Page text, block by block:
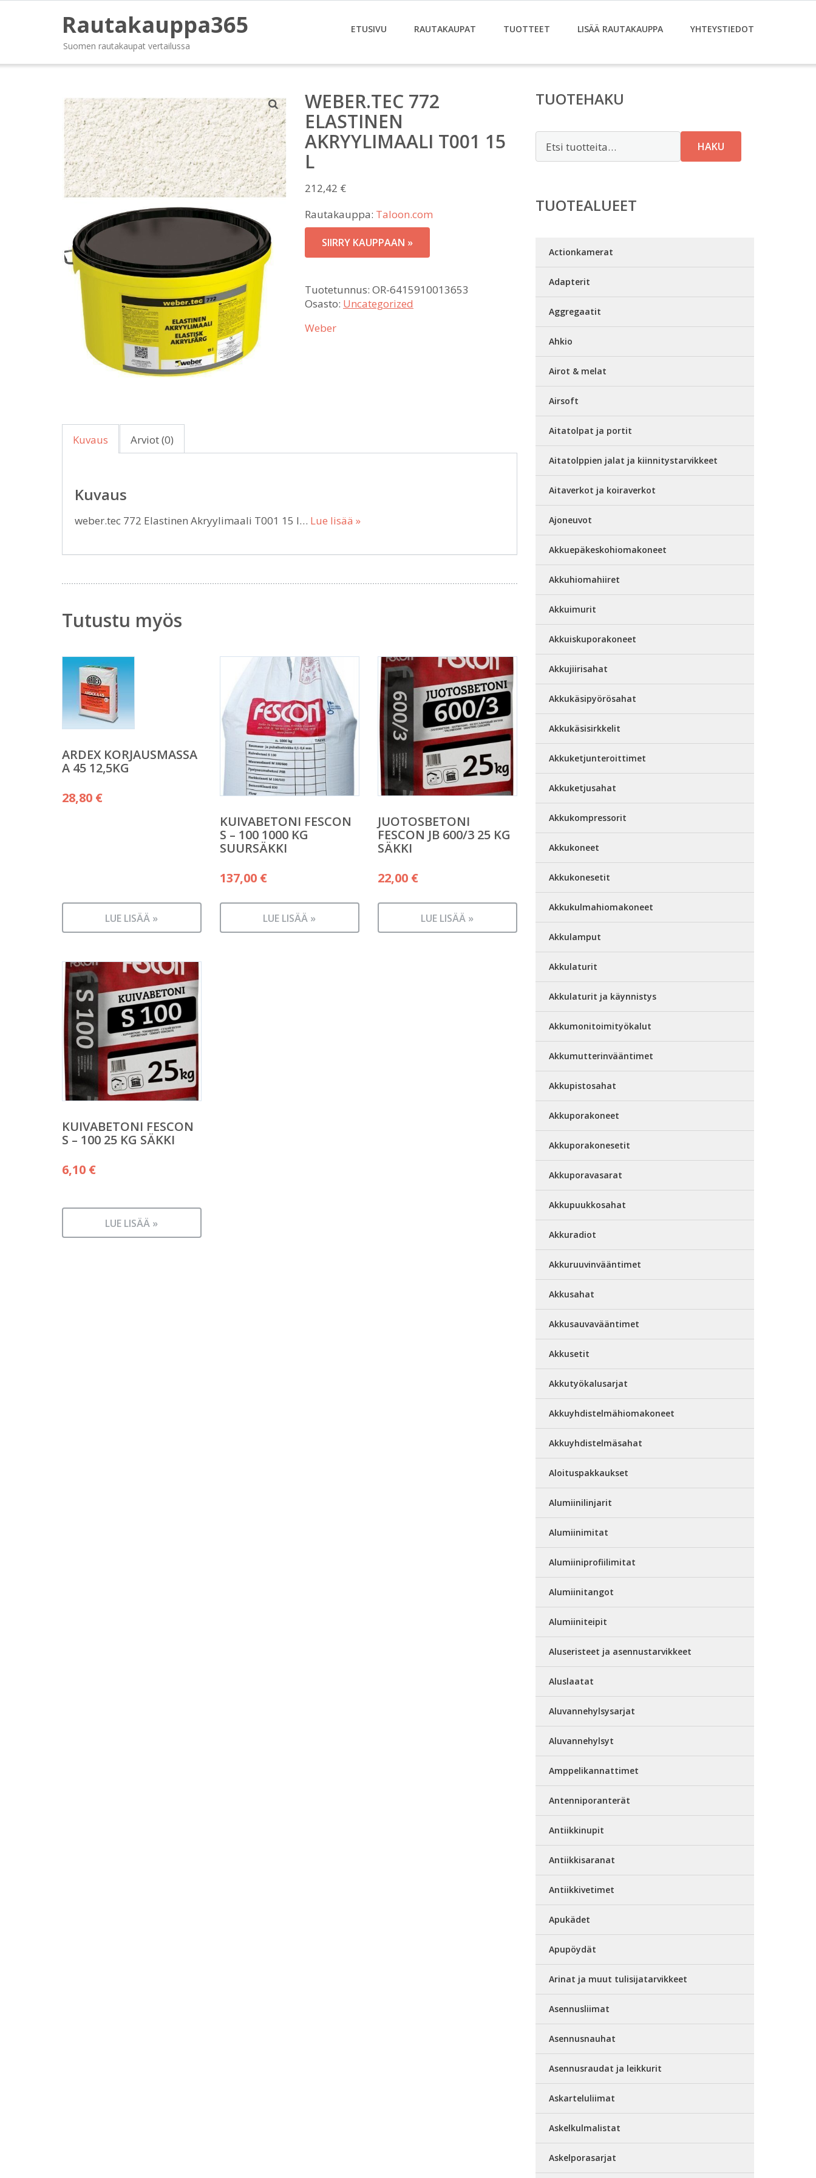
Rautakauppa365
Suomen rautakaupat vertailussa
ETUSIVU RAUTAKAUPAT TUOTTEET LISÄÄ RAUTAKAUPPA YHTEYSTIEDOT
WEBER.TEC 772
ELASTINEN
AKRYYLIMAALI T001 15
L
212,42 €
Rautakauppa: Taloon.com
SIIRRY KAUPPAAN »
Tuotetunnus: OR-6415910013653
Osasto: Uncategorized
Weber
Kuvaus Arviot (0)
Kuvaus
weber.tec 772 Elastinen Akryylimaali T001 15 l… Lue lisää »
Tutustu myös
ARDEX KORJAUSMASSA
A 45 12,5KG
28,80 €
LUE LISÄÄ »
KUIVABETONI FESCON
S – 100 1000 KG
SUURSÄKKI
137,00 €
LUE LISÄÄ »
JUOTOSBETONI
FESCON JB 600/3 25 KG
SÄKKI
22,00 €
LUE LISÄÄ »
KUIVABETONI FESCON
S – 100 25 KG SÄKKI
6,10 €
LUE LISÄÄ »
TUOTEHAKU
HAKU
TUOTEALUEET
Actionkamerat
Adapterit
Aggregaatit
Ahkio
Airot & melat
Airsoft
Aitatolpat ja portit
Aitatolppien jalat ja kiinnitystarvikkeet
Aitaverkot ja koiraverkot
Ajoneuvot
Akkuepäkeskohiomakoneet
Akkuhiomahiiret
Akkuimurit
Akkuiskuporakoneet
Akkujiirisahat
Akkukäsipyörösahat
Akkukäsisirkkelit
Akkuketjunteroittimet
Akkuketjusahat
Akkukompressorit
Akkukoneet
Akkukonesetit
Akkukulmahiomakoneet
Akkulamput
Akkulaturit
Akkulaturit ja käynnistys
Akkumonitoimityökalut
Akkumutterinvääntimet
Akkupistosahat
Akkuporakoneet
Akkuporakonesetit
Akkuporavasarat
Akkupuukkosahat
Akkuradiot
Akkuruuvinvääntimet
Akkusahat
Akkusauvavääntimet
Akkusetit
Akkutyökalusarjat
Akkuyhdistelmähiomakoneet
Akkuyhdistelmäsahat
Aloituspakkaukset
Alumiinilinjarit
Alumiinimitat
Alumiiniprofiilimitat
Alumiinitangot
Alumiiniteipit
Aluseristeet ja asennustarvikkeet
Aluslaatat
Aluvannehylsysarjat
Aluvannehylsyt
Amppelikannattimet
Antenniporanterät
Antiikkinupit
Antiikkisaranat
Antiikkivetimet
Apukädet
Apupöydät
Arinat ja muut tulisijatarvikkeet
Asennusliimat
Asennusnauhat
Asennusraudat ja leikkurit
Askarteluliimat
Askelkulmalistat
Askelporasarjat